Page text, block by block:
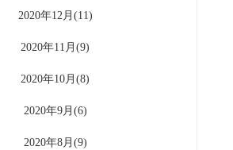
2020年12月(11)
2020年11月(9)
2020年10月(8)
2020年9月(6)
2020年8月(9)